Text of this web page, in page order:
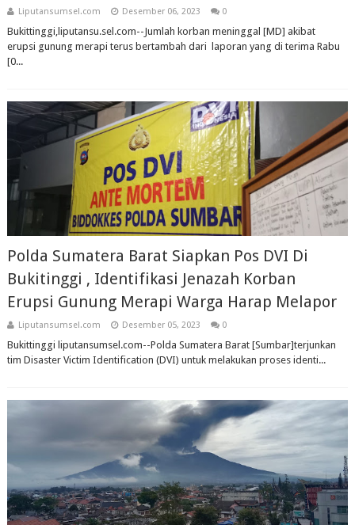
Liputansumsel.com Desember 06, 2023 0
Bukittinggi,liputansu.sel.com--Jumlah korban meninggal [MD] akibat
erupsi gunung merapi terus bertambah dari laporan yang di terima Rabu
[0...
Polda Sumatera Barat Siapkan Pos DVI Di
Bukitinggi , Identifikasi Jenazah Korban
Erupsi Gunung Merapi Warga Harap Melapor
Liputansumsel.com Desember 05, 2023 0
Bukittinggi liputansumsel.com--Polda Sumatera Barat [Sumbar]terjunkan
tim Disaster Victim Identification (DVI) untuk melakukan proses identi...